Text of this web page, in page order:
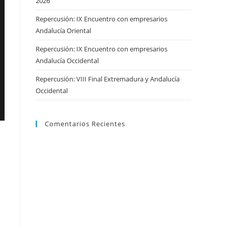
Repercusión: IX Encuentro con empresarios
Andalucía Oriental
Repercusión: IX Encuentro con empresarios
Andalucía Occidental
Repercusión: VIII Final Extremadura y Andalucía
Occidental
Comentarios Recientes